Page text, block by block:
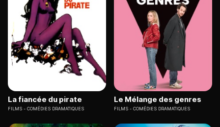
La fiancée du pirate
FILMS COMÉDIES DRAMATIQUES
Le Mélange des genres
FILMS COMÉDIES DRAMATIQUES